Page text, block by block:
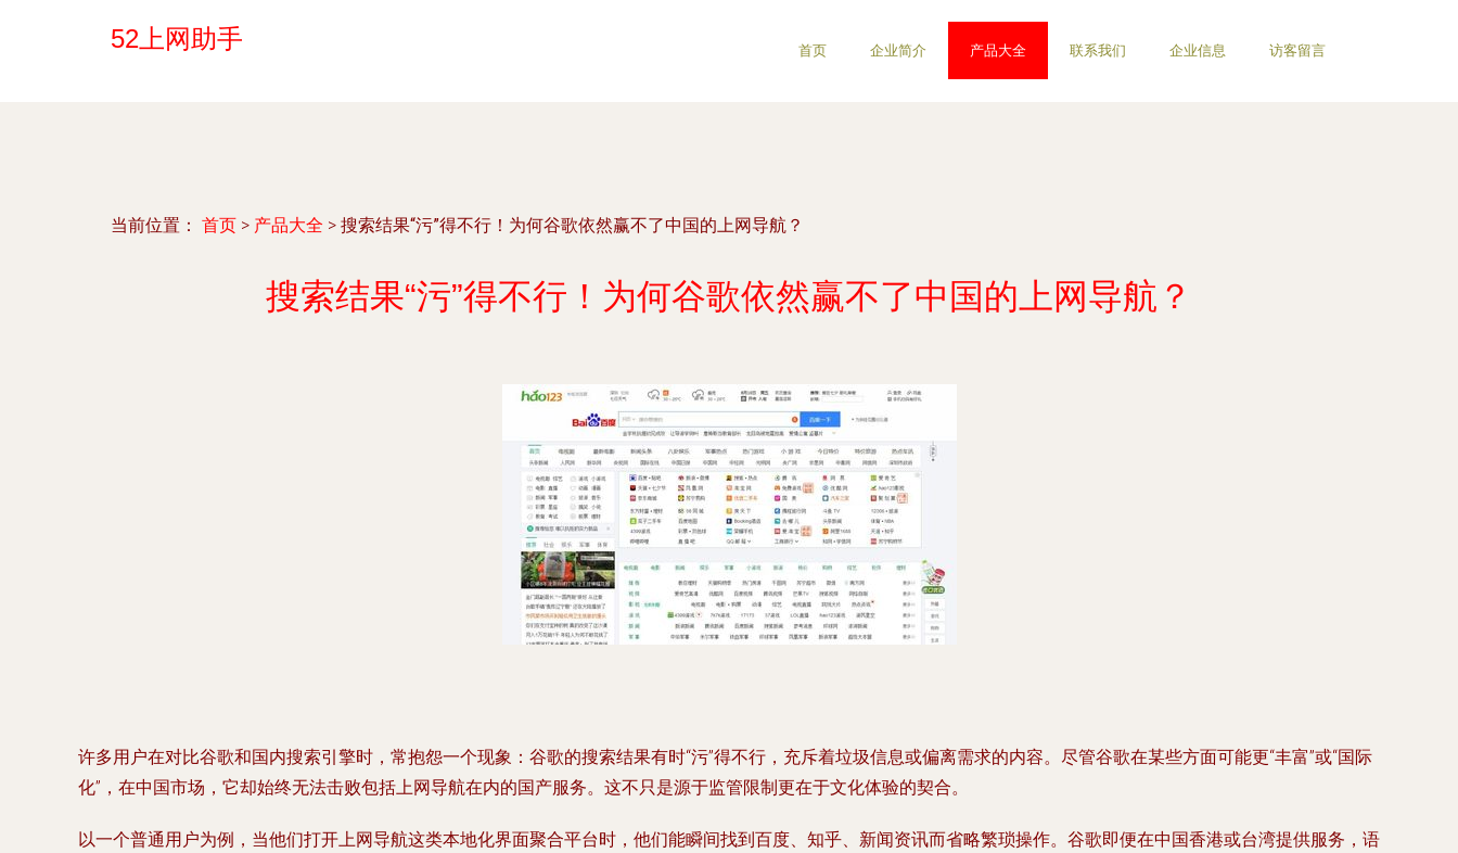
52上网助手 首页 企业简介 产品大全 联系我们 企业信息 访客留言
当前位置： 首页 > 产品大全 > 搜索结果“污”得不行！为何谷歌依然赢不了中国的上网导航？
搜索结果“污”得不行！为何谷歌依然赢不了中国的上网导航？
许多用户在对比谷歌和国内搜索引擎时，常抱怨一个现象：谷歌的搜索结果有时“污”得不行，充斥着垃圾信息或偏离需求的内容。尽管谷歌在某些方面可能更“丰富”或“国际
化”，在中国市场，它却始终无法击败包括上网导航在内的国产服务。这不只是源于监管限制更在于文化体验的契合。
以一个普通用户为例，当他们打开上网导航这类本地化界面聚合平台时，他们能瞬间找到百度、知乎、新闻资讯而省略繁琐操作。谷歌即便在中国香港或台湾提供服务，语